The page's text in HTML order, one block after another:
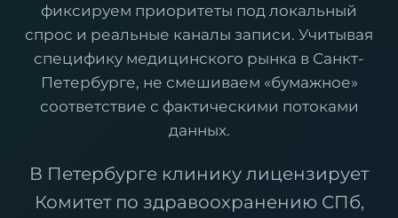
фиксируем приоритеты под локальный
спрос и реальные каналы записи. Учитывая
специфику медицинского рынка в Санкт-
Петербурге, не смешиваем «бумажное»
соответствие с фактическими потоками
данных.
В Петербурге клинику лицензирует
Комитет по здравоохранению СПб,